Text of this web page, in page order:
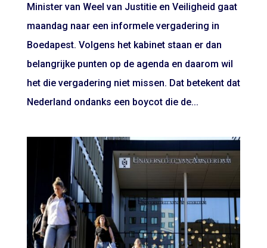
Minister van Weel van Justitie en Veiligheid gaat
maandag naar een informele vergadering in
Boedapest. Volgens het kabinet staan er dan
belangrijke punten op de agenda en daarom wil
het die vergadering niet missen. Dat betekent dat
Nederland ondanks een boycot die de...